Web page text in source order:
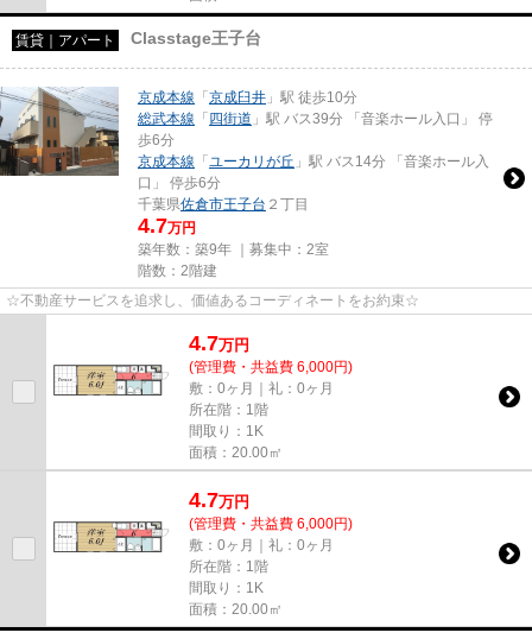
賃貸｜アパート Classtage王子台
京成本線 「 京成臼井 」駅 徒歩10分
総武本線 「 四街道 」駅 バス39分 「音楽ホール入口」 停
歩6分
京成本線 「 ユーカリが丘 」駅 バス14分 「音楽ホール入
口」 停歩6分
千葉県佐倉市王子台 ２丁目
4.7万円
築年数：築9年 ｜募集中： 2室
階数：2階建
☆不動産サービスを追求し、価値あるコーディネートをお約束☆
4.7万円
(管理費・共益費 6,000円)
敷：0ヶ月｜礼：0ヶ月
所在階：1階
間取り：1K
面積：20.00㎡
4.7万円
(管理費・共益費 6,000円)
敷：0ヶ月｜礼：0ヶ月
所在階：1階
間取り：1K
面積：20.00㎡